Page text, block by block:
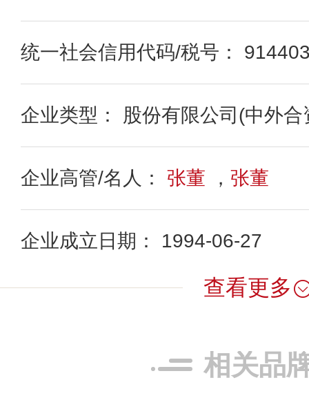
统一社会信用代码/税号：
企业类型： 股份有限公司(中外合
企业高管/名人： 张董 ， 张董
企业成立日期： 1994-06-27
查看更多
相关品